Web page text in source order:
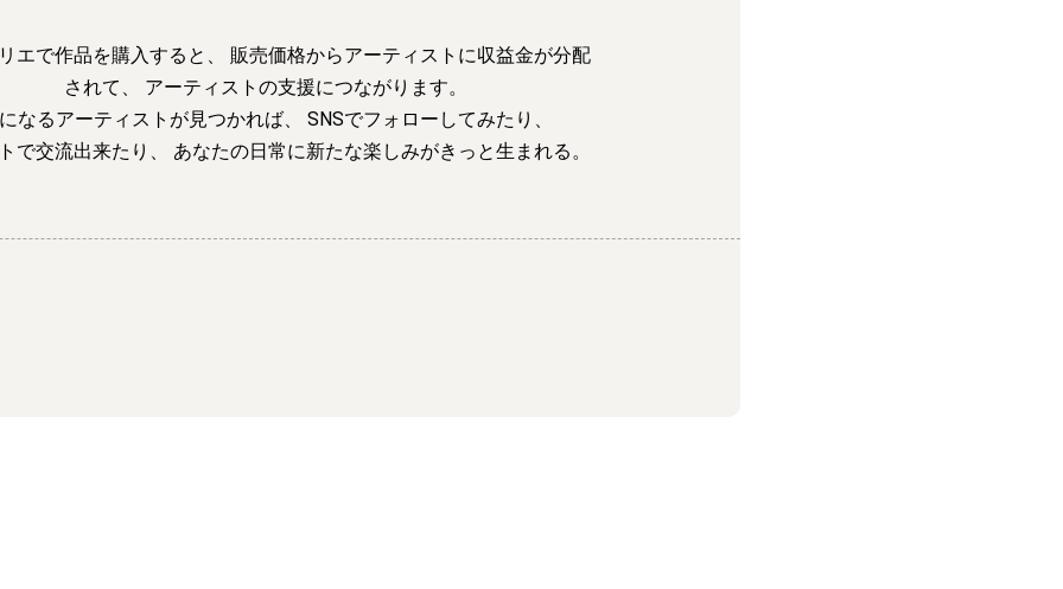
エで作品を購入すると、
販売価格からアーティストに収益金が分配
されて、
アーティストの支援につながります。
なるアーティストが見つかれば、
SNSでフォローしてみたり、
で交流出来たり、
あなたの日常に新たな楽しみがきっと生まれる。